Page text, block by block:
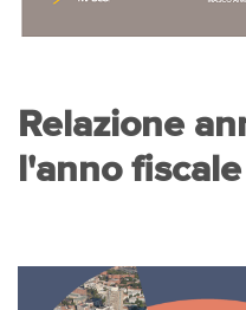
Relazione
l'anno